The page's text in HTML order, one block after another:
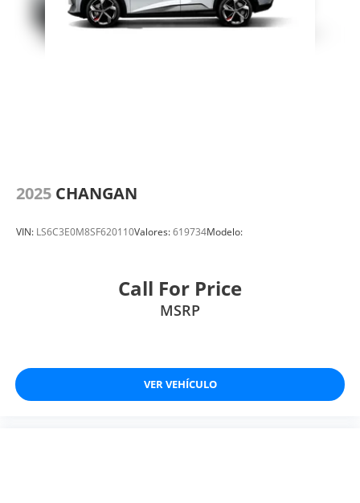
2025 CHANGAN
VIN: LS6C3E0M8SF620110Valores:619734Modelo:
Call For Price
MSRP
VER VEHÍCULO